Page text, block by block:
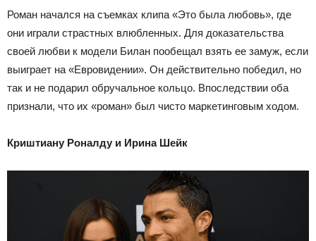
Роман начался на съемках клипа «Это была любовь», где
они играли страстных влюбленных. Для доказательства
своей любви к модели Билан пообещал взять ее замуж, если
выиграет на «Евровидении». Он действительно победил, но
так и не подарил обручальное кольцо. Впоследствии оба
признали, что их «роман» был чисто маркетинговым ходом.
Криштиану Роналду и Ирина Шейк